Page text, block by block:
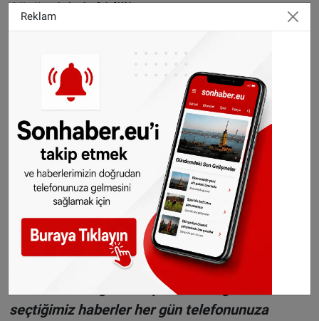
Çözüm için iş birliği
HOTIAD, ayrımcılığı önlemek, eşit fırsatlar
sağlamak ve staj olanaklarını artırmak için
politika yapıcıları iş dünyasıyla birlikte hareket
etmeye çağırdı. Hut, “Genç yeteneklere fırsat
veren girişimciler, hem sosyal hem ekonomik
anlamda kazanım sağlar”, diyerek bu iş
birliğinin önemine vurgu yaptı.
©Sonhaber.eu
Haberlerimizi
İnsta gram ve
TikTokhesaplarımızdan da takip edebilirsiniz.
WhatsAppta ücretsiz bültenimize abone olun,
Hollanda ve diğer Avrupa ülkeleri gündeminden
seçtiğimiz haberler her gün telefonunuza
Reklam